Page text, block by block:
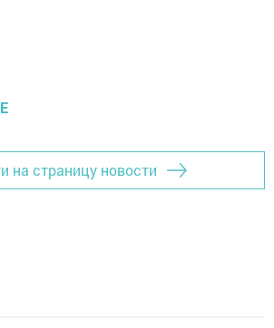
на страницу новости